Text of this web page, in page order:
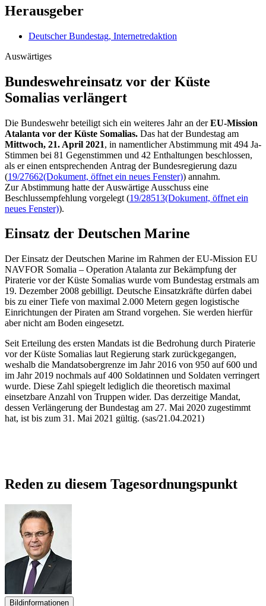
Herausgeber
Deutscher Bundestag, Internetredaktion
Auswärtiges
Bundeswehreinsatz vor der Küste
Somalias verlängert
Die Bundeswehr beteiligt sich ein weiteres Jahr an derEU-Mission
Atalanta vor der Küste Somalias. Das hat der Bundestag am
Mittwoch, 21. April 2021, in namentlicher Abstimmung mit 494 Ja-
Stimmen bei 81 Gegenstimmen und 42 Enthaltungen beschlossen,
als er einen entsprechenden Antrag der Bundesregierung dazu
(19/27662(Dokument, öffnet ein neues Fenster)) annahm.
Zur Abstimmung hatte der Auswärtige Ausschuss eine
Beschlussempfehlung vorgelegt (19/28513(Dokument, öffnet ein
neues Fenster)).
Einsatz der Deutschen Marine
Der Einsatz der Deutschen Marine im Rahmen der EU-Mission EU
NAVFOR Somalia – Operation Atalanta zur Bekämpfung der
Piraterie vor der Küste Somalias wurde vom Bundestag erstmals am
19. Dezember 2008 gebilligt. Deutsche Einsatzkräfte dürfen dabei
bis zu einer Tiefe von maximal 2.000 Metern gegen logistische
Einrichtungen der Piraten am Strand vorgehen. Sie werden hierfür
aber nicht am Boden eingesetzt.
Seit Erteilung des ersten Mandats ist die Bedrohung durch Piraterie
vor der Küste Somalias laut Regierung stark zurückgegangen,
weshalb die Mandatsobergrenze im Jahr 2016 von 950 auf 600 und
im Jahr 2019 nochmals auf 400 Soldatinnen und Soldaten verringert
wurde. Diese Zahl spiegelt lediglich die theoretisch maximal
einsetzbare Anzahl von Truppen wider. Das derzeitige Mandat,
dessen Verlängerung der Bundestag am 27. Mai 2020 zugestimmt
hat, ist bis zum 31. Mai 2021 gültig. (sas/21.04.2021)
Reden zu diesem Tagesordnungspunkt
Bildinformationen